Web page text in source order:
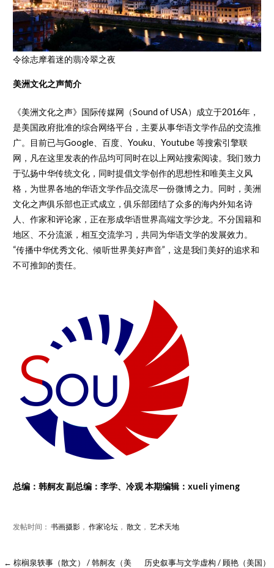
令徐志摩着迷的翡冷翠之夜
美洲文化之声简介
《美洲文化之声》国际传媒网（Sound of USA）成立于2016年，
是美国政府批准的综合网络平台，主要从事华语文学作品的交流推
广。目前已与Google、百度、Youku、Youtube 等搜索引擎联
网，凡在这里发表的作品均可同时在以上网站搜索阅读。我们致力
于弘扬中华传统文化，同时提倡文学创作的思想性和唯美主义风
格，为世界各地的华语文学作品交流尽一份微博之力。同时，美洲
文化之声俱乐部也正式成立，俱乐部团结了众多的海内外知名诗
人、作家和评论家，正在形成华语世界高端文学沙龙。不分国籍和
地区、不分流派，相互交流学习，共同为华语文学的发展效力。
“传播中华优秀文化、倾听世界美好声音”，这是我们美好的追求和
不可推卸的责任。
总编：韩舸友 副总编：李学、冷观 本期编辑：xueli yimeng
发帖时间： 书画摄影， 作家论坛， 散文 ， 艺术天地
← 棕榈泉轶事（散文） / 韩舸友（美
历史叙事与文学虚构 / 顾艳（美国）